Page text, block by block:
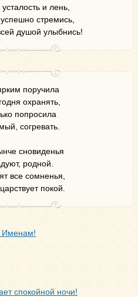
и лень,
стремись,
душой улыбнись!
поручила
охранять,
попросила
согревать.
сновиденья
родной.
все сомненья,
покой.
Именам!
спокойной ночи!